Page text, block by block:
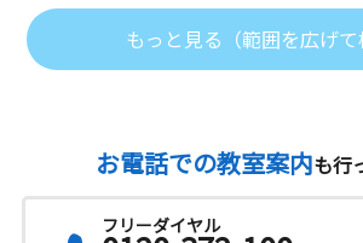
もっと見る（範囲を広げて
お電話での教室案内も行
フリーダイヤル